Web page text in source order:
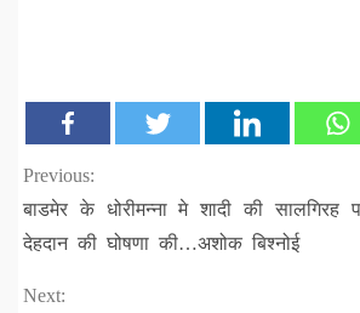
Continue
Reading
Previous:
बाडमेर के धोरीमन्ना मे शादी की सालगिरह
देहदान की घोषणा की…अशोक बिश्नोई
Next: